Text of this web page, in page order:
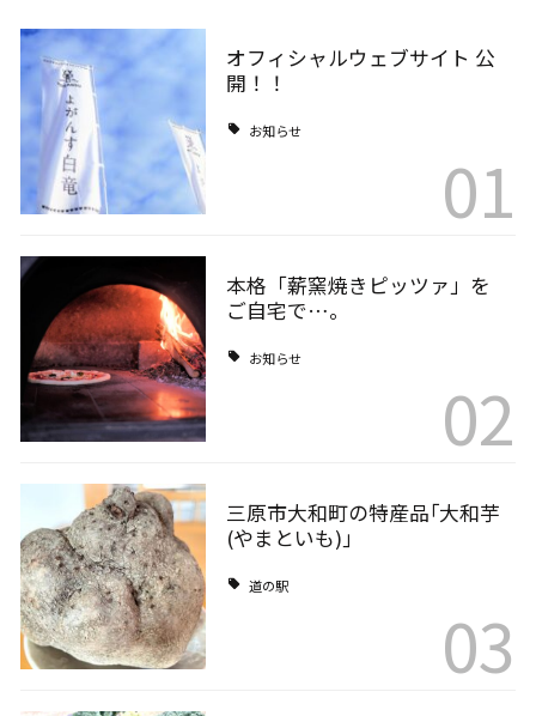
オフィシャルウェブサイト 公
開！！
お知らせ
01
本格「薪窯焼きピッツァ」を
ご自宅で…。
お知らせ
02
三原市大和町の特産品｢大和芋
(やまといも)｣
道の駅
03